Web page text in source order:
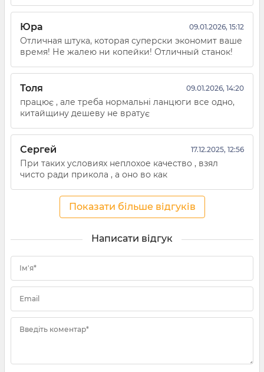
Юра 09.01.2026, 15:12
Отличная штука, которая суперски экономит ваше
время! Не жалею ни копейки! Отличный станок!
Толя 09.01.2026, 14:20
працює , але треба нормальні ланцюги все одно,
китайщину дешеву не вратує
Сергей 17.12.2025, 12:56
При таких условиях неплохое качество , взял
чисто ради прикола , а оно во как
Показати більше відгуків
Написати відгук
Ім'я*
Email
Введіть коментар*